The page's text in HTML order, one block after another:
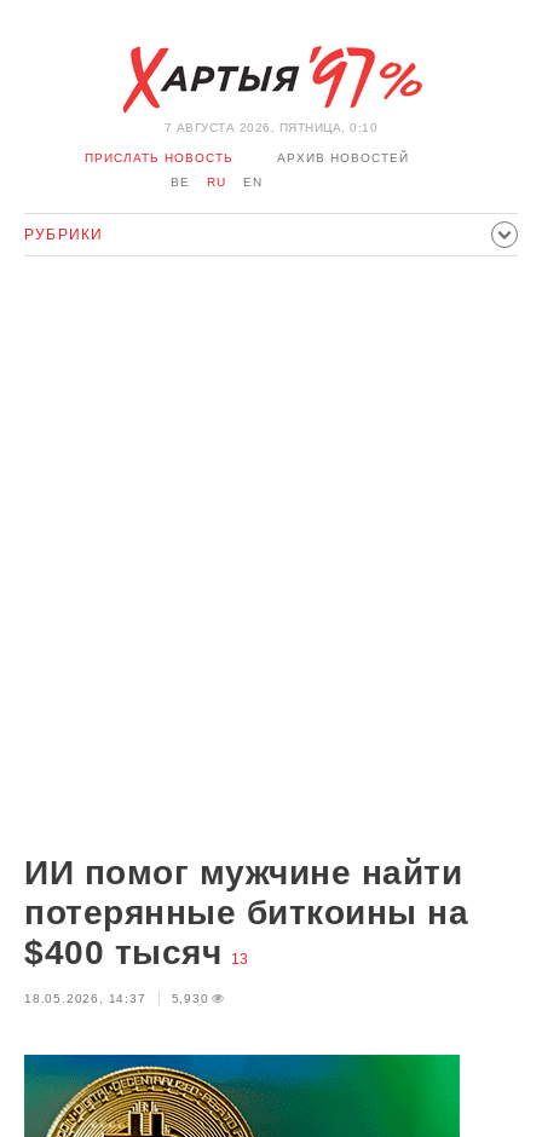
7 АВГУСТА 2026, ПЯТНИЦА, 0:10
ПРИСЛАТЬ НОВОСТЬ
АРХИВ НОВОСТЕЙ
BE
RU EN
РУБРИКИ
ИИ помог мужчине найти
потерянные биткоины на
$400 тысяч
13
18.05.2026, 14:37 5,930